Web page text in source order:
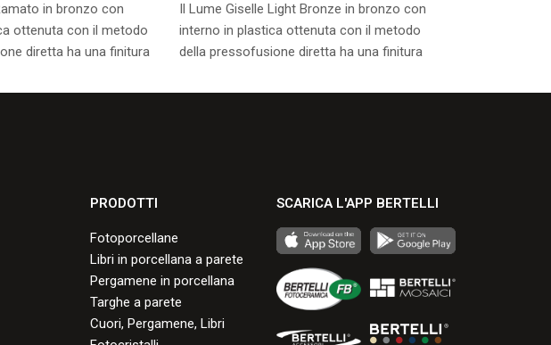
in bronzo con
ottenuta con il metodo
diretta ha una finitura
scoloramento, con una
Il Lume Giselle Light Bronze in bronzo con
interno in plastica ottenuta con il metodo
della pressofusione diretta ha una finitura
scheggiature e allo scoloramento, con una
graffi, alle
PRODOTTI
Fotoporcellane
Libri in porcellana a parete
Pergamene in porcellana
Targhe a parete
Cuori, Pergamene, Libri
SCARICA L'APP BERTELLI